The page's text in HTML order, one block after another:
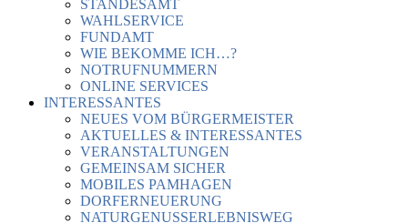
STANDESAMT
WAHLSERVICE
FUNDAMT
WIE BEKOMME ICH…?
NOTRUFNUMMERN
ONLINE SERVICES
INTERESSANTES
NEUES VOM BÜRGERMEISTER
AKTUELLES & INTERESSANTES
VERANSTALTUNGEN
GEMEINSAM SICHER
MOBILES PAMHAGEN
DORFERNEUERUNG
NATURGENUSSERLEBNISWEG